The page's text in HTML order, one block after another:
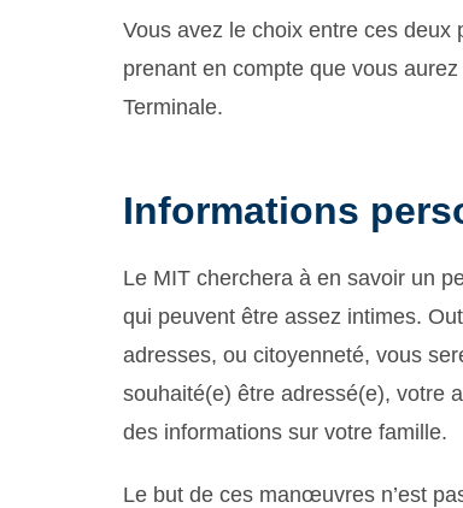
Vous avez le choix entre ces deux
prenant en compte que vous
Terminale.
Informations
Le MIT cherchera à en savoir un
qui peuvent être assez intimes.
adresses, ou citoyenneté, vous
souhaité(e) être adressé(e), votre
des informations sur votre famille.
Le but de ces manœuvres n’est